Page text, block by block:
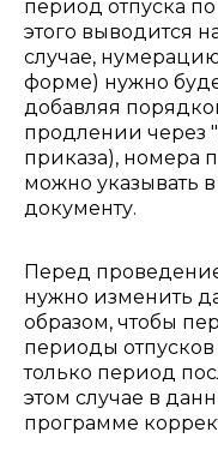
период отпуска
этого выводится
случае,
форме) нужно
добавляя
продлении через
приказа), номера
можно указывать
документу.
Перед
нужно изменить
образом, чтобы
периоды
только период
этом случае в
программе